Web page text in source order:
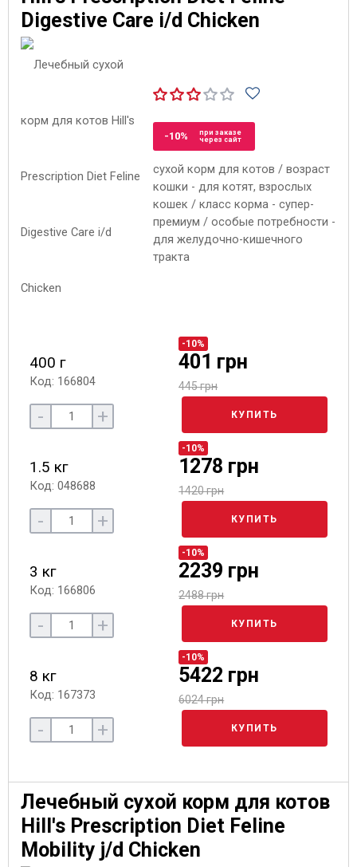
Digestive Care i/d Chicken
-10%
при заказе
через сайт
сухой корм для котов / возраст
кошки - для котят, взрослых
кошек / класс корма - супер-
премиум / особые потребности -
для желудочно-кишечного
тракта
400 г
Код: 166804
-10%
401 грн
445 грн
- + КУПИТЬ
1.5 кг
Код: 048688
-10%
1278 грн
1420 грн
- + КУПИТЬ
3 кг
Код: 166806
-10%
2239 грн
2488 грн
- + КУПИТЬ
8 кг
Код: 167373
-10%
5422 грн
6024 грн
- + КУПИТЬ
Лечебный сухой корм для котов
Hill's Prescription Diet Feline
Mobility j/d Chicken